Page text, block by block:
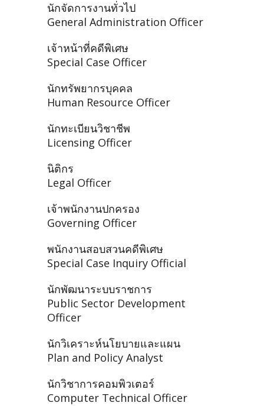
นักจัดการงานทั่วไป
General Administration Officer
เจ้าหน้าที่คดีพิเศษ
Special Case Officer
นักทรัพยากรบุคคล
Human Resource Officer
นักทะเบียนวิชาชีพ
Licensing Officer
นิติกร
Legal Officer
เจ้าพนักงานปกครอง
Governing Officer
พนักงานสอบสวนคดีพิเศษ
Special Case Inquiry Official
นักพัฒนาระบบราชการ
Public Sector Development
Officer
นักวิเคราะห์นโยบายและแผน
Plan and Policy Analyst
นักวิชาการคอมพิวเตอร์
Computer Technical Officer